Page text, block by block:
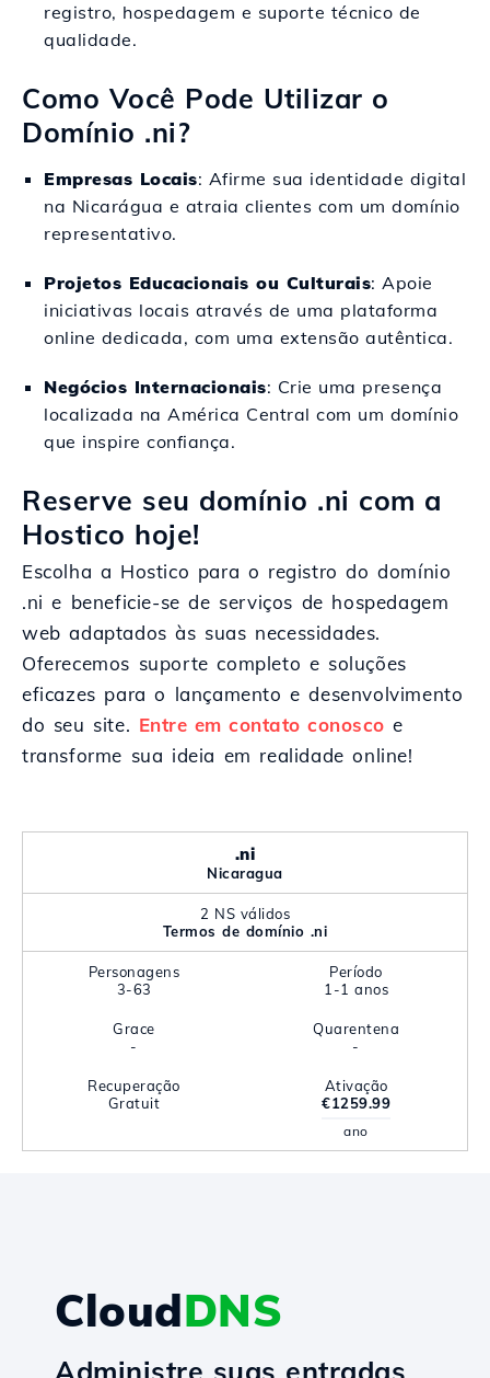
registro, hospedagem e suporte técnico de
qualidade.
Como Você Pode Utilizar o
Domínio .ni?
Empresas Locais: Afirme sua identidade digital
na Nicarágua e atraia clientes com um domínio
representativo.
Projetos Educacionais ou Culturais: Apoie
iniciativas locais através de uma plataforma
online dedicada, com uma extensão autêntica.
Negócios Internacionais: Crie uma presença
localizada na América Central com um domínio
que inspire confiança.
Reserve seu domínio .ni com a
Hostico hoje!
Escolha a Hostico para o registro do domínio
.ni e beneficie-se de serviços de hospedagem
web adaptados às suas necessidades.
Oferecemos suporte completo e soluções
eficazes para o lançamento e desenvolvimento
do seu site. Entre em contato conosco e
transforme sua ideia em realidade online!
.ni
Nicaragua
2 NS válidos
Termos de domínio .ni
Personagens
3-63
Período
1-1 anos
Grace
-
Quarentena
-
Recuperação
Gratuit
Ativação
€1259.99
ano
CloudDNS
Administre suas entradas